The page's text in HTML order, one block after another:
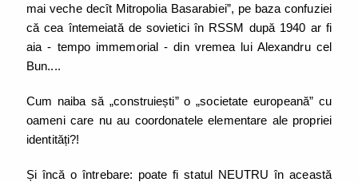
mai veche decît Mitropolia Basarabiei”, pe baza confuziei
că cea întemeiată de sovietici în RSSM după 1940 ar fi
aia - tempo immemorial - din vremea lui Alexandru cel
Bun....
Cum naiba să „construiești” o „societate europeană” cu
oameni care nu au coordonatele elementare ale propriei
identități?!
Și încă o întrebare: poate fi statul NEUTRU în această